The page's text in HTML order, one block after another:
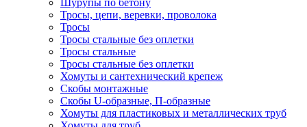
Шурупы по бетону
Тросы, цепи, веревки, проволока
Тросы
Тросы стальные без оплетки
Тросы стальные
Тросы стальные без оплетки
Хомуты и сантехнический крепеж
Скобы монтажные
Скобы U-образные, П-образные
Хомуты для пластиковых и металлических труб